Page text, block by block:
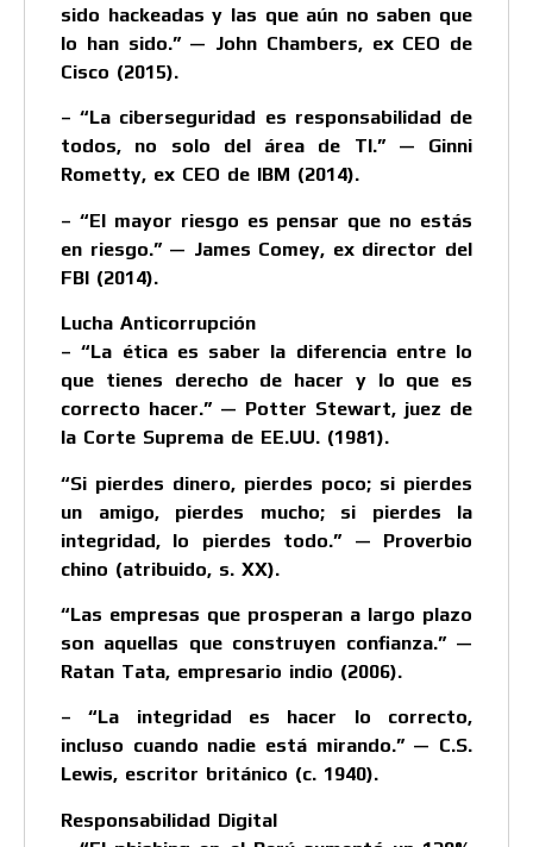
sido hackeadas y las que aún no saben que
lo han sido.” — John Chambers, ex CEO de
Cisco (2015).
– “La ciberseguridad es responsabilidad de
todos, no solo del área de TI.” — Ginni
Rometty, ex CEO de IBM (2014).
– “El mayor riesgo es pensar que no estás
en riesgo.” — James Comey, ex director del
FBI (2014).
Lucha Anticorrupción
– “La ética es saber la diferencia entre lo
que tienes derecho de hacer y lo que es
correcto hacer.” — Potter Stewart, juez de
la Corte Suprema de EE.UU. (1981).
“Si pierdes dinero, pierdes poco; si pierdes
un amigo, pierdes mucho; si pierdes la
integridad, lo pierdes todo.” — Proverbio
chino (atribuido, s. XX).
“Las empresas que prosperan a largo plazo
son aquellas que construyen confianza.” —
Ratan Tata, empresario indio (2006).
– “La integridad es hacer lo correcto,
incluso cuando nadie está mirando.” — C.S.
Lewis, escritor británico (c. 1940).
Responsabilidad Digital